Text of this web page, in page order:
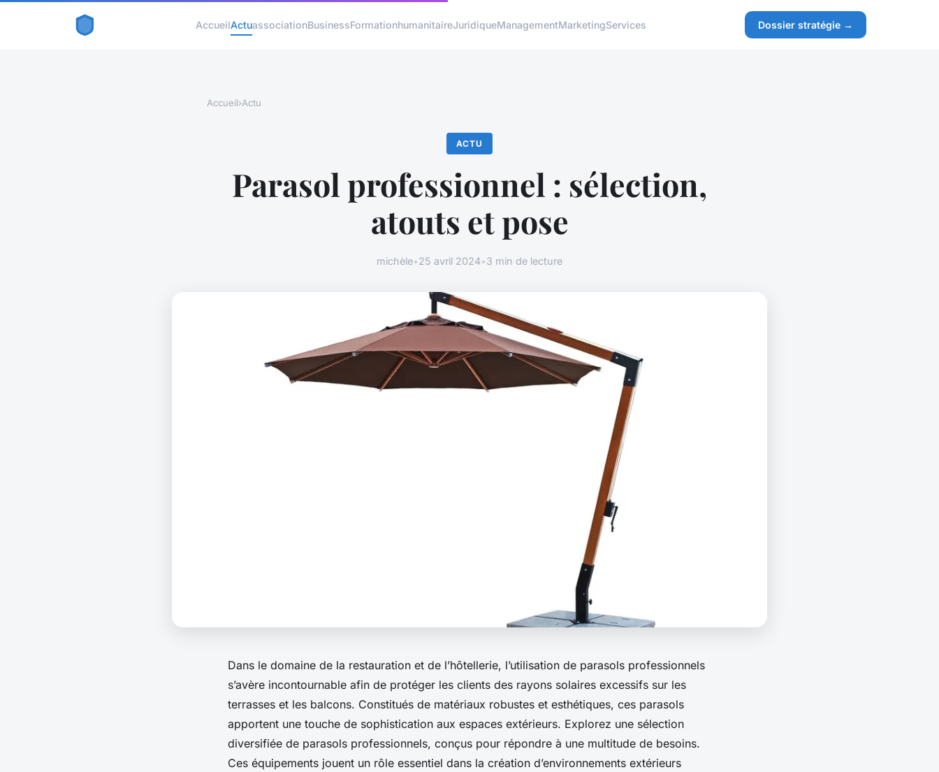
AccueilActuassociationBusinessFormationhumanitaireJuridiqueManagementMarketingServices Dossier stratégie →
Accueil›Actu
ACTU
Parasol professionnel : sélection,
atouts et pose
michèle•25 avril 2024•3 min de lecture
Dans le domaine de la restauration et de l’hôtellerie, l’utilisation de parasols professionnels
s’avère incontournable afin de protéger les clients des rayons solaires excessifs sur les
terrasses et les balcons. Constitués de matériaux robustes et esthétiques, ces parasols
apportent une touche de sophistication aux espaces extérieurs. Explorez une sélection
diversifiée de parasols professionnels, conçus pour répondre à une multitude de besoins.
Ces équipements jouent un rôle essentiel dans la création d’environnements extérieurs